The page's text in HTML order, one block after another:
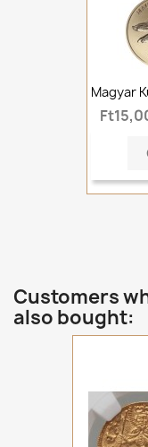
Magyar
Customers
also bought: